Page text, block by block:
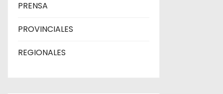
PRENSA
PROVINCIALES
REGIONALES